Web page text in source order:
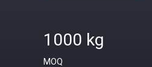
1000 kg
MOQ